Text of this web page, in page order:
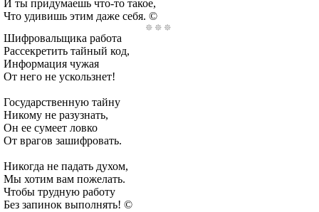
И ты придумаешь что-то такое,
Что удивишь этим даже себя. ©
Шифровальщика работа
Рассекретить тайный код,
Информация чужая
От него не ускользнет!
Государственную тайну
Никому не разузнать,
Он ее сумеет ловко
От врагов зашифровать.
Никогда не падать духом,
Мы хотим вам пожелать.
Чтобы трудную работу
Без запинок выполнять! ©